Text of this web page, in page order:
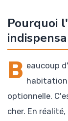
Pourquoi
B eaucoup
habitation
optionnelle.
cher. En